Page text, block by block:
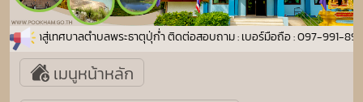
บเข้าสู่เทศบาลตำบลพระธาตุปุ่ก่ำ ติดต่อสอบถาม : เบอร์มือถือ : 097-991-
เมนูหน้าหลัก